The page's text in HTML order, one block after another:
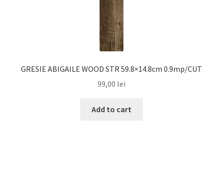
GRESIE ABIGAILE WOOD STR 59.8×14.8cm 0.9mp/CUT
99,00 lei
Add to cart